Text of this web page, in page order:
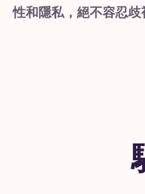
性和隱私，絕不容忍歧